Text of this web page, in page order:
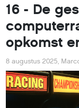
16 - De
opkomst
8 augustus 2025,